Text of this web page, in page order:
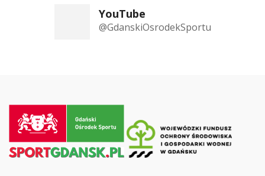
YouTube
@GdanskiOsrodekSportu
do
strony
głównej